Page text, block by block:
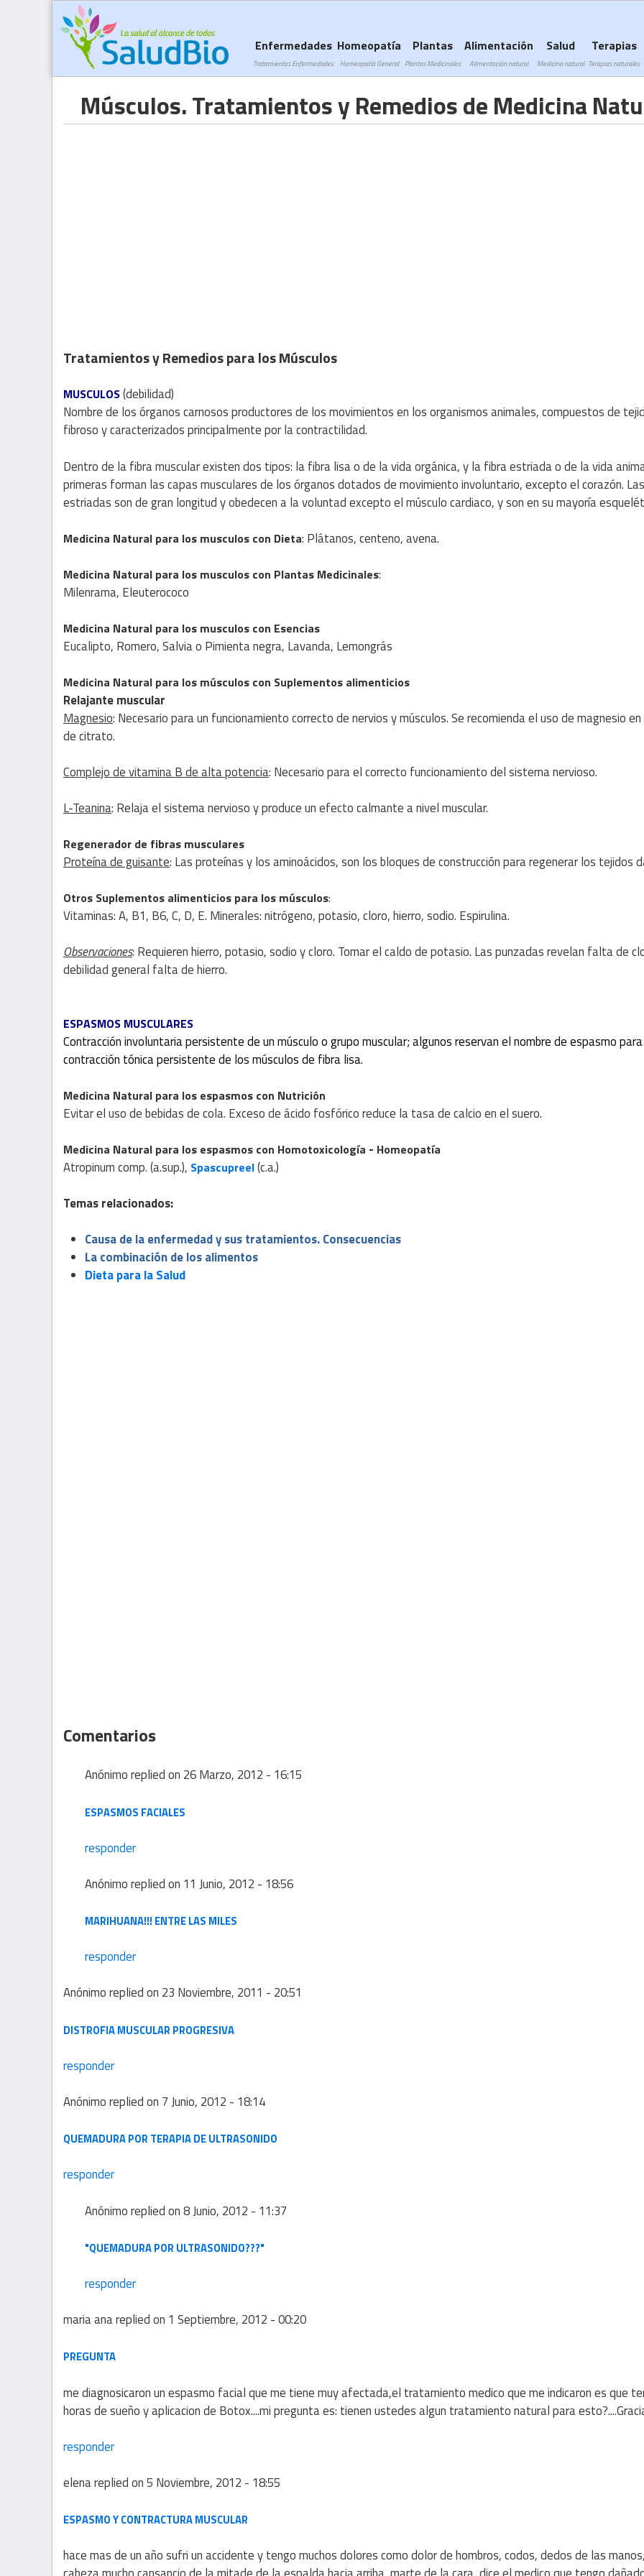
Músculos. Tratamientos y Remedios de Medicina
Tratamientos y Remedios para los Músculos
MUSCULOS(debilidad)
Nombre de los órganos carnosos productores de los movimientos en los organismos animales, compuestos de
fibroso y caracterizados principalmente por la contractilidad.
Dentro de la fibra muscular existen dos tipos: la fibra lisa o de la vida orgánica, y la fibra estriada o de la vida
primeras forman las capas musculares de los órganos dotados de movimiento involuntario, excepto el corazón. Las
estriadas son de gran longitud y obedecen a la voluntad excepto el músculo cardiaco, y son en su mayoría
Medicina Natural para los musculos con Dieta: Plátanos, centeno, avena.
Medicina Natural para los musculos con Plantas Medicinales:
Milenrama, Eleuterococo
Medicina Natural para los musculos con Esencias
Eucalipto, Romero, Salvia o Pimienta negra, Lavanda, Lemongrás
Medicina Natural para los músculos con Suplementos alimenticios
Relajante muscular
Magnesio: Necesario para un funcionamiento correcto de nervios y músculos. Se recomienda el uso de magnesio
de citrato.
Complejo de vitamina B de alta potencia: Necesario para el correcto funcionamiento del sistema nervioso.
L-Teanina: Relaja el sistema nervioso y produce un efecto calmante a nivel muscular.
Regenerador de fibras musculares
Proteína de guisante: Las proteínas y los aminoácidos, son los bloques de construcción para regenerar los tejidos
Otros Suplementos alimenticios para los músculos:
Vitaminas: A, B1, B6, C, D, E. Minerales: nitrógeno, potasio, cloro, hierro, sodio. Espirulina.
Observaciones: Requieren hierro, potasio, sodio y cloro. Tomar el caldo de potasio. Las punzadas revelan falta de
debilidad general falta de hierro.
ESPASMOS MUSCULARES
Contracción involuntaria persistente de un músculo o grupo muscular; algunos reservan el nombre de espasmo
contracción tónica persistente de los músculos de fibra lisa.
Medicina Natural para los espasmos con Nutrición
Evitar el uso de bebidas de cola. Exceso de ácido fosfórico reduce la tasa de calcio en el suero.
Medicina Natural para los espasmos con Homotoxicología - Homeopatía
Atropinum comp. (a.sup.), Spascupreel(c.a.)
Temas relacionados:
Causa de la enfermedad y sus tratamientos. Consecuencias
La combinación de los alimentos
Dieta para la Salud
Comentarios
Anónimoreplied on 26 Marzo, 2012 - 16:15
ESPASMOS FACIALES
responder
Anónimoreplied on 11 Junio, 2012 - 18:56
MARIHUANA!!! ENTRE LAS MILES
responder
Anónimoreplied on 23 Noviembre, 2011 - 20:51
DISTROFIA MUSCULAR PROGRESIVA
responder
Anónimoreplied on 7 Junio, 2012 - 18:14
QUEMADURA POR TERAPIA DE ULTRASONIDO
responder
Anónimoreplied on8 Junio, 2012 - 11:37
"QUEMADURA POR ULTRASONIDO???"
responder
maria anareplied on 1 Septiembre, 2012 - 00:20
PREGUNTA
me diagnosicaron un espasmo facial que me tiene muy afectada,el tratamiento medico que me indicaron es que
horas de sueño y aplicacion de Botox....mi pregunta es: tienen ustedes algun tratamiento natural para
responder
elenareplied on5 Noviembre, 2012 - 18:55
ESPASMO Y CONTRACTURA MUSCULAR
hace mas de un año sufri un accidente y tengo muchos dolores como dolor de hombros, codos, dedos de las
Enfermedades
Tratamientos Enfermedades
Homeopatía
Homeopatía General
Plantas
Plantas Medicinales
Alimentación
Alimentación natural
Salud
Medicina natural
Terapias
Terapias naturales